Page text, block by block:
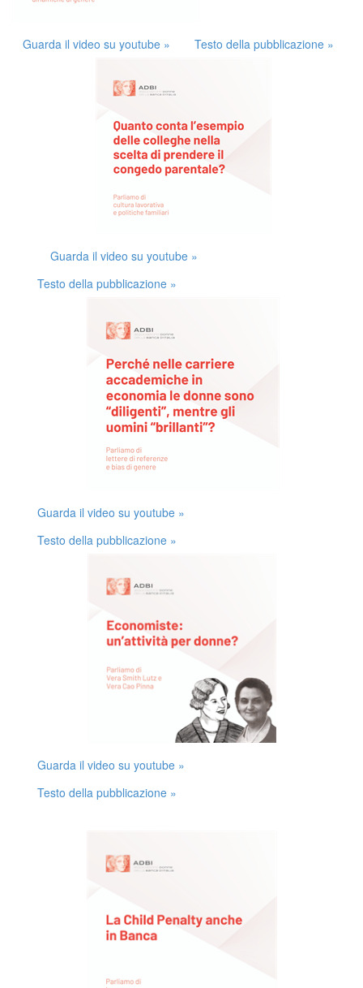
Guarda il video su youtube » Testo della pubblicazione »
Guarda il video su youtube »
Testo della pubblicazione »
Guarda il video su youtube »
Testo della pubblicazione »
Guarda il video su youtube »
Testo della pubblicazione »